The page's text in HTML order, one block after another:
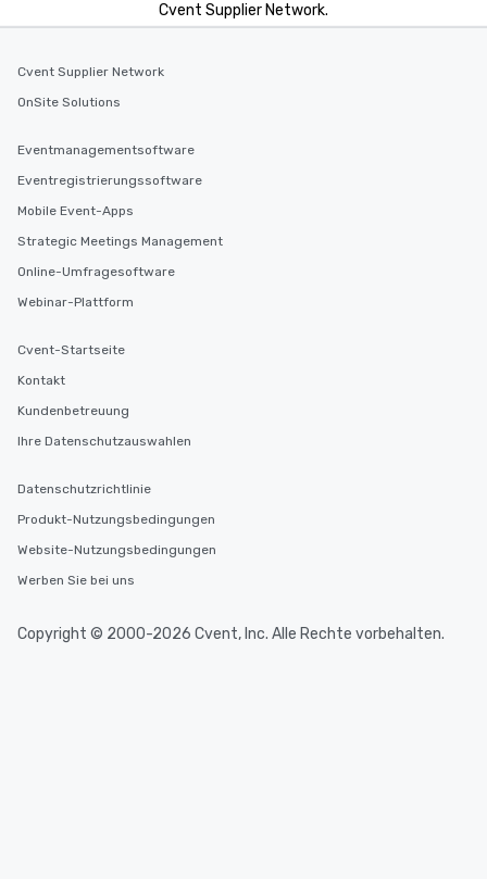
Cvent Supplier Network.
Cvent Supplier Network
OnSite Solutions
Eventmanagementsoftware
Eventregistrierungssoftware
Mobile Event-Apps
Strategic Meetings Management
Online-Umfragesoftware
Webinar-Plattform
Cvent-Startseite
Kontakt
Kundenbetreuung
Ihre Datenschutzauswahlen
Datenschutzrichtlinie
Produkt-Nutzungsbedingungen
Website-Nutzungsbedingungen
Werben Sie bei uns
Copyright © 2000-2026 Cvent, Inc. Alle Rechte vorbehalten.